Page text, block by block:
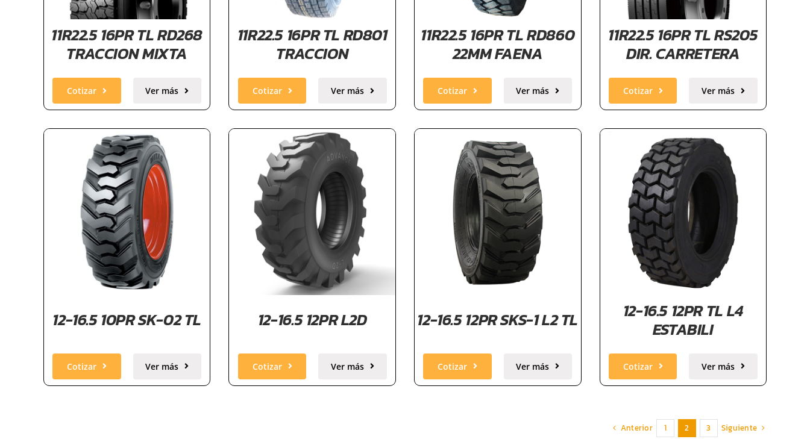
11R22.5 16PR TL RD268
TRACCION MIXTA
Cotizar Ver más
11R22.5 16PR TL RD801
TRACCION
Cotizar Ver más
11R22.5 16PR TL RD860
22MM FAENA
Cotizar Ver más
11R22.5 16PR TL RS205
DIR. CARRETERA
Cotizar Ver más
12-16.5 10PR SK-02 TL
Cotizar Ver más
12-16.5 12PR L2D
Cotizar Ver más
12-16.5 12PR SKS-1 L2 TL
Cotizar Ver más
12-16.5 12PR TL L4
ESTABILI
Cotizar Ver más
Anterior 1 2 3 Siguiente